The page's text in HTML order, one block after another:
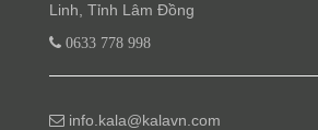
Linh, Tỉnh Lâm Đồng
0633 778 998
info.kala@kalavn.com